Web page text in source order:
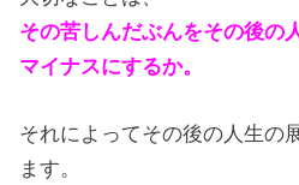
その苦しんだぶんをその後の
マイナスにするか。
それによってその後の人生の
ます。